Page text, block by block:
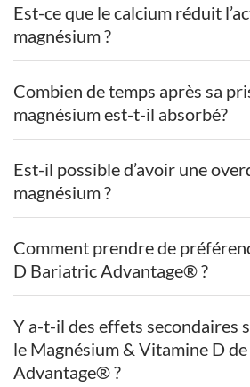
Est-ce que le calcium réduit
magnésium ?
Combien de temps après sa
magnésium est-t-il absorbé?
Est-il possible d’avoir une
magnésium ?
Comment prendre de
D Bariatric Advantage® ?
Y a-t-il des effets secondaires
le Magnésium & Vitamine D
Advantage® ?